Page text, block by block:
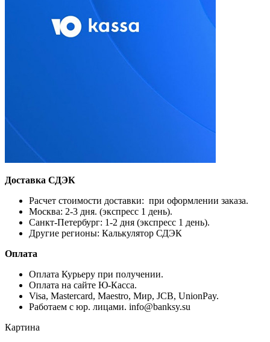
Доставка СДЭК
Расчет стоимости доставки: при оформлении заказа.
Москва: 2-3 дня. (экспресс 1 день).
Санкт-Петербург: 1-2 дня (экспресс 1 день).
Другие регионы: Калькулятор СДЭК
Оплата
Оплата Курьеру при получении.
Оплата на сайте Ю-Касса.
Visa, Mastercard, Maestro, Мир, JCB, UnionPay.
Работаем с юр. лицами. info@banksy.su
Картина